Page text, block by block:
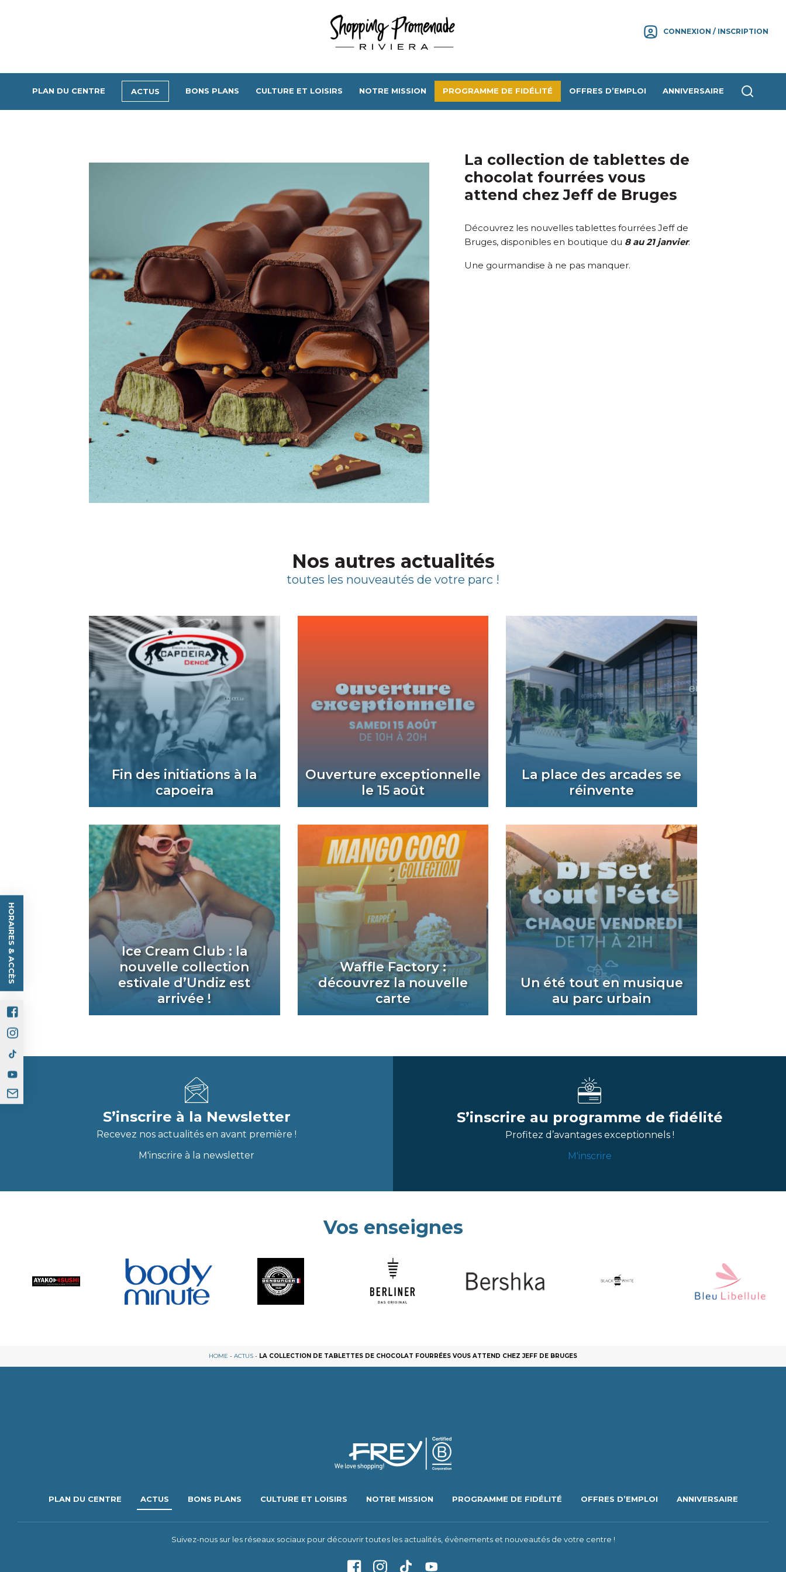
CONNEXION / INSCRIPTION
PLAN DU CENTRE ACTUS BONS PLANS CULTURE ET LOISIRS NOTRE MISSION PROGRAMME DE FIDÉLITÉ OFFRES D’EMPLOI ANNIVERSAIRE
La collection de tablettes de
chocolat fourrées vous
attend chez Jeff de Bruges
Découvrez les nouvelles tablettes fourrées Jeff de
Bruges, disponibles en boutique du 8 au 21 janvier.
Une gourmandise à ne pas manquer.
Nos autres actualités
toutes les nouveautés de votre parc !
Fin des initiations à la
capoeira
Ouverture exceptionnelle
le 15 août
La place des arcades se
réinvente
Ice Cream Club : la
nouvelle collection
estivale d’Undiz est
arrivée !
Waffle Factory :
découvrez la nouvelle
carte
Un été tout en musique
au parc urbain
HORAIRES & ACCÈS
S’inscrire à la Newsletter
Recevez nos actualités en avant première !
M'inscrire à la newsletter
S’inscrire au programme de fidélité
Profitez d’avantages exceptionnels !
M'inscrire
Vos enseignes
HOME - ACTUS - LA COLLECTION DE TABLETTES DE CHOCOLAT FOURRÉES VOUS ATTEND CHEZ JEFF DE BRUGES
PLAN DU CENTRE ACTUS BONS PLANS CULTURE ET LOISIRS NOTRE MISSION PROGRAMME DE FIDÉLITÉ OFFRES D’EMPLOI ANNIVERSAIRE
Suivez-nous sur les réseaux sociaux pour découvrir toutes les actualités, évènements et nouveautés de votre centre !